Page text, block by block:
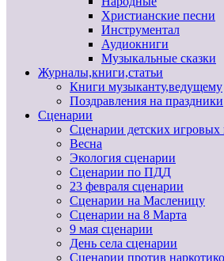
Христианские песни
Инструментал
Аудиокниги
Музыкальные сказки
Журналы,книги,статьи
Книги музыканту,ведущему
Поздравления на праздники
Сценарии
Сценарии детских игровых
Весна
Экология сценарии
Сценарии по ПДД
23 февраля сценарии
Сценарии на Масленицу
Сценарии на 8 Марта
9 мая сценарии
День села сценарии
Сценарии против